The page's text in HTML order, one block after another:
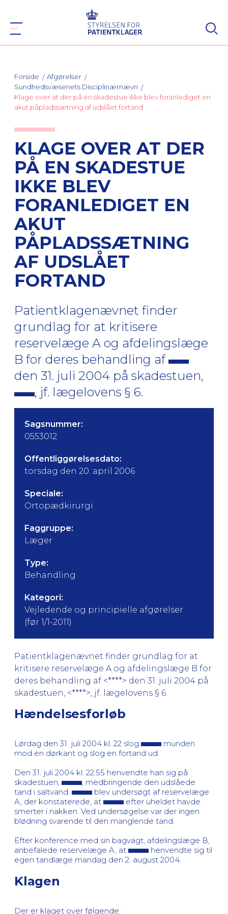
Forside
Afgørelser
Sundhedsvæsenets Disciplinærnævn
Klage over at der på en skadestue ikke blev foranlediget en
akut påpladssætning af udslået fortand
KLAGE OVER AT DER
PÅ EN SKADESTUE
IKKE BLEV
FORANLEDIGET EN
AKUT
PÅPLADSSÆTNING
AF UDSLÅET
FORTAND
Patientklagenævnet finder
grundlag for at kritisere
reservelæge A og afdelingslæge
B for deres behandling af
den 31. juli 2004 på skadestuen,
, jf. lægelovens § 6.
Sagsnummer:
0553012
Offentliggørelsesdato:
torsdag den 20. april 2006
Speciale:
Ortopædkirurgi
Faggruppe:
Læger
Type:
Behandling
Kategori:
Vejledende og principielle afgørelser
(før 1/1-2011)
Patientklagenævnet finder grundlag for at
kritisere reservelæge A og afdelingslæge B for
deres behandling af <****> den 31. juli 2004 på
skadestuen, <****>, jf. lægelovens § 6.
Hændelsesforløb
Lørdag den 31. juli 2004 kl. 22 slog
munden
mod en dørkant og slog en fortand ud.
Den 31. juli 2004 kl. 22.55 henvendte han sig på
skadestuen,
, medbringende den udslåede
tand i saltvand.
blev undersøgt af reservelæge
A, der konstaterede, at
efter uheldet havde
smerter i nakken. Ved undersøgelse var der ingen
blødning svarende til den manglende tand.
Efter konference med sin bagvagt, afdelingslæge B,
anbefalede reservelæge A, at
henvendte sig til
egen tandlæge mandag den 2. august 2004.
Klagen
Der er klaget over følgende: